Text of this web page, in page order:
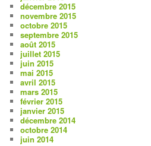
décembre 2015
novembre 2015
octobre 2015
septembre 2015
août 2015
juillet 2015
juin 2015
mai 2015
avril 2015
mars 2015
février 2015
janvier 2015
décembre 2014
octobre 2014
juin 2014